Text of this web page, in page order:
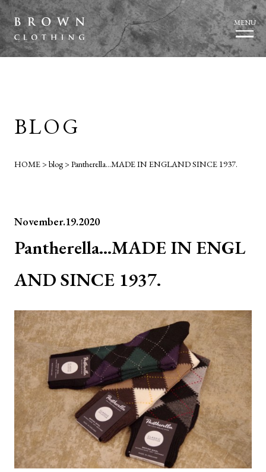
MENU
BLOG
HOME>blog>Pantherella…MADE IN ENGLAND SINCE 1937.
November.19.2020
Pantherella…MADE IN ENGL
AND SINCE 1937.